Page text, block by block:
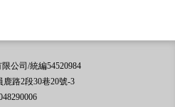
公司/統編54520984
鹿路2段30巷20號-3